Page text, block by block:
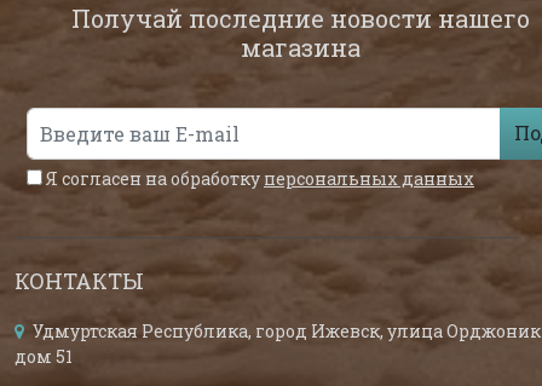
Получай последние новости нашего
магазина
Я согласен на обработку персональных данных
КОНТАКТЫ
Удмуртская Республика, город Ижевск, улица
дом 51